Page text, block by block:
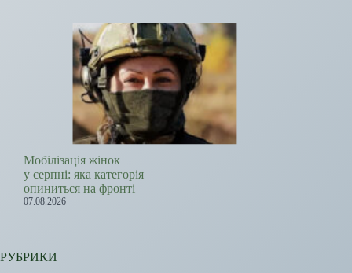
Мобілізація жінок
у серпні: яка категорія
опиниться на фронті
07.08.2026
РУБРИКИ